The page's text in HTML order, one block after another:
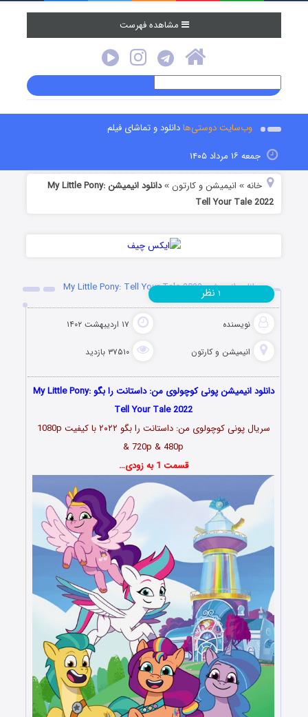
مشاهده فهرست
وب‌سایت دوستی‌هادانلود و تماشای فیلم
جمعه ۱۶ مرداد ۱۴۰۵
خانه » انیمیشن و کارتون »
دانلود انیمیشن My Little Pony:
Tell Your Tale 2022
دانلود انیمیشن My Little Pony: Tell Your Tale 2022
نویسنده ۱۷ اردیبهشت ۱۴۰۲
انیمیشن و کارتون ۳۷۵۱۰ بازدید
۱ نظر
دانلود انیمیشن پونی کوچولوی من: داستانت را بگو My Little Pony:
Tell Your Tale 2022
سریال پونی کوچولوی من: داستانت را بگو ۲۰۲۲
با کیفیت 1080p
& 720p & 480p
قسمت 1 به زودی…